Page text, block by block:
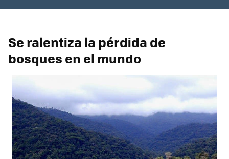
Se ralentiza la pérdida de
bosques en el mundo